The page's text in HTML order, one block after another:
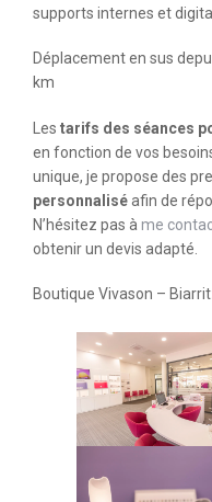
supports internes et
Déplacement en sus
km
Les tarifs des séances
en fonction de vos
unique, je propose des
personnaliséafin de
N’hésitez pas à me
obtenir un devis adapté.
Boutique Vivason –